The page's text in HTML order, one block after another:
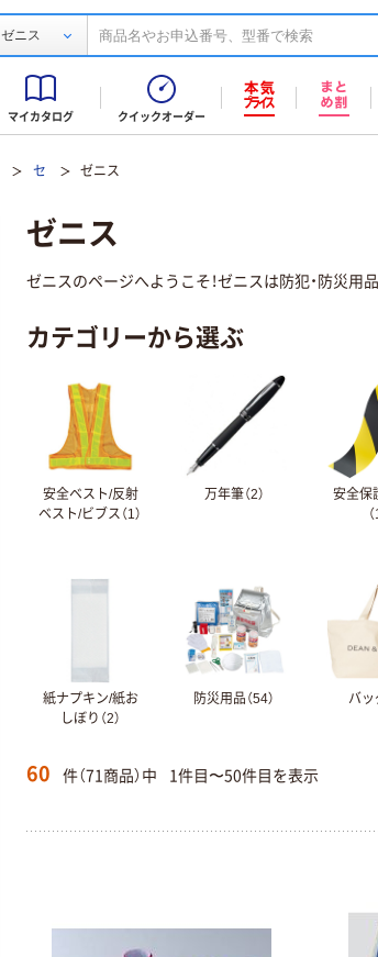
ゼニス
マイカタログ クイックオーダー
セ ゼニス
ゼニス
ゼニスのページへようこそ！ゼニスは防犯・防災用
カテゴリーから選ぶ
安全ベスト/反射
ベスト/ビブス（1）
万年筆（2）
安全保
紙ナプキン/紙お
しぼり（2）
防災用品（54） バッ
60 件（71商品）中 1件目〜50件目を表示